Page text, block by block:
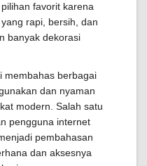
favorit karena
rapi, bersih, dan
banyak dekorasi
membahas berbagai
dan nyaman
modern. Salah satu
pengguna internet
pembahasan
dan aksesnya